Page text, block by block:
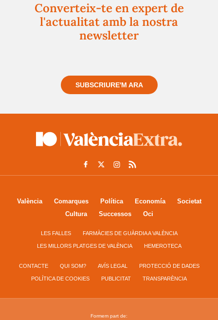
Converteix-te en expert de
l'actualitat amb la nostra
newsletter
SUBSCRIURE'M ARA
València Comarques Política Economía
Societat
Cultura
Successos Oci
LES FALLES FARMÀCIES DE GUÀRDIA A VALÈNCIA
LES MILLORS PLATGES DE VALÈNCIA HEMEROTECA
CONTACTE QUI SOM? AVÍS LEGAL PROTECCIÓ DE DADES
POLÍTICA DE COOKIES PUBLICITAT TRANSPARÈNCIA
Formem part de: